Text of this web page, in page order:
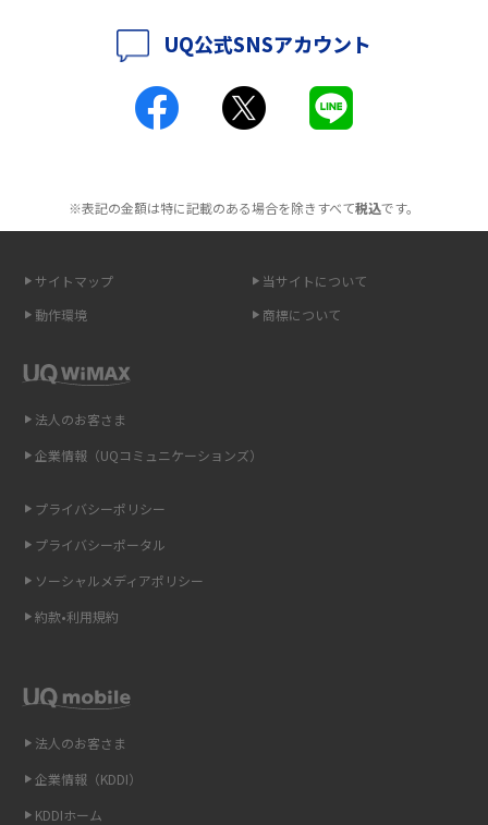
ポケット型Wi-Fiとは？通信の仕組みやメリット・デメリットを解説
工事不要！置くだけWi-Fiの特徴は？メリット・デメリットや選び方を解説
無制限で利用できるポケット型Wi-Fiは？選び方や通信費を抑える方法も紹
ポケット型Wi-Fi（モバイルWi-Fi）とは？おススメする方の特徴や選び方を
即日受け取りできるポケット型Wi-Fiはある？すぐに使うための方法や注意
ONU（光回線終端装置）とは？モデム・ルーター・ホームゲートウェイと
ギガバイト（GB）とは？1GBの目安やギガが足りない時の対処法を紹介
Wi-Fi 6とは？Wi-Fi 5との違いやメリットと注意点、規格の種類も解説
Wi-Fiを自宅に設置する方法は？必要なことやポイントも紹介
光ファイバーとは？仕組みやメリット・デメリットを初心者向けにわかり
やすく解説
UQ公式SNSアカウント
※表記の金額は特に記載のある場合を除きすべて税込です。
サイトマップ
当サイトについて
動作環境
商標について
法人のお客さま
企業情報（KDDI）
KDDIホーム
法人のお客さま
企業情報（UQコミュニケーションズ）
プライバシーポリシー
プライバシーポータル
ソーシャルメディアポリシー
約款•利用規約